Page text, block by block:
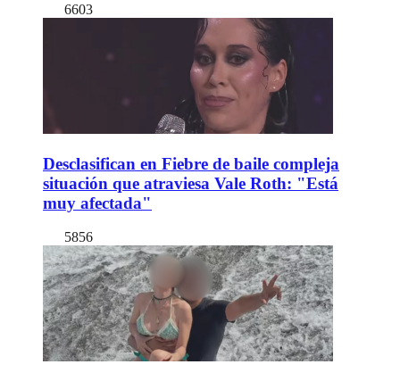
6603
Desclasifican en Fiebre de baile compleja
situación que atraviesa Vale Roth: "Está
muy afectada"
5856